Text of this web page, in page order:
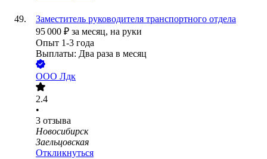
Заместитель руководителя транспортного отдела
95 000 ₽ за месяц, на руки
Опыт 1-3 года
Выплаты: Два раза в месяц
ООО Лдк
2.4
•
3 отзыва
Новосибирск
Заельцовская
Откликнуться